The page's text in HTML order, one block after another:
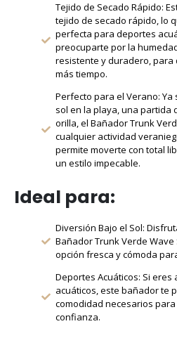
Tejido de Secado Rápido:
tejido de secado rápido, lo
perfecta para deportes
preocuparte por la
resistente y duradero, para
más tiempo.
Perfecto para el Verano:
sol en la playa, una partida
orilla, el Bañador Trunk
cualquier actividad
permite moverte con total
un estilo impecable.
Ideal para:
Diversión Bajo el Sol:
Bañador Trunk Verde
opción fresca y cómoda
Deportes Acuáticos: Si
acuáticos, este bañador te
comodidad necesarios
confianza.